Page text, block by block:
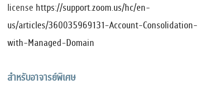
license https://support.zoom.us/hc/en-
us/articles/360035969131-Account-Consolidation-
with-Managed-Domain
สำหรับอาจารย์พิเศษ